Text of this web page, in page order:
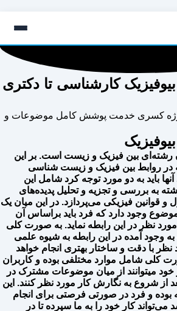
بیوفیزیک کارشناسی تا دکتری
رشته‌ای بین فیزیک و زیست است. بر این
در روابط بین فیزیک و زیست شناسی
باید به دو مورد توجه کرد شامل این
به بررسی و تجزیه و تحلیل پدیده‌های
و قوانین فیزیکی می‌پردازد. در این میان یک
وجود دارد که فرد باید براساس آن
مورد نظر در این رابطه نماید. به صورت کلی
وجود آمده در این رابطه به شیوه علمی
نظر با دقت و ساختار بهتری انجام خواهد
کلی شامل موارد مختلفی بوده و کاربران
خود میتوانند از میان موضوعات مشترک در
از شروع به نگارش کار مورد نظر کنند. این
بوده و فرد در صورتی فرصتی برای انجام
می‌تواند کار خود را به ما سپرده تا در